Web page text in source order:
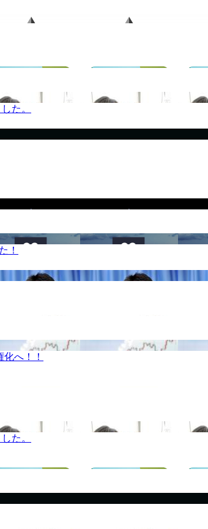
た。
！
へ！！
た。